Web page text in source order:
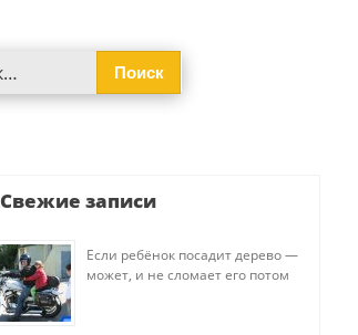
Свежие записи
Если ребёнок посадит дерево —
может, и не сломает его потом